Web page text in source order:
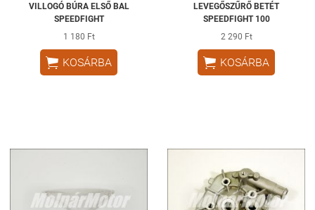
VILLOGÓ BÚRA ELSŐ BAL
SPEEDFIGHT
1 180 Ft
 KOSÁRBA
LEVEGŐSZŰRŐ BETÉT
SPEEDFIGHT 100
2 290 Ft
 KOSÁRBA